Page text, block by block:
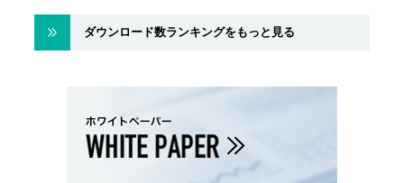
ダウンロード数ランキングをもっと見る